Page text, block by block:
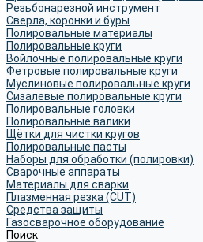
Резьбонарезной инструмент
Сверла, коронки и буры
Полировальные материалы
Полировальные круги
Войлочные полировальные круги
Фетровые полировальные круги
Муслиновые полировальные круги
Cизалевые полировальные круги
Полировальные головки
Полировальные валики
Щётки для чистки кругов
Полировальные пасты
Наборы для обработки (полировки)
Сварочные аппараты
Материалы для сварки
Плазменная резка (CUT)
Средства защиты
Газосварочное оборудование
Поиск